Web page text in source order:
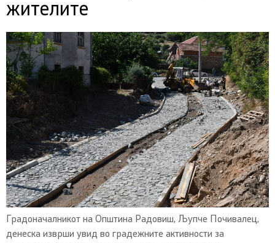
жителите
Градоначалникот на Општина Радовиш, Љупче Почивалец,
денеска изврши увид во градежните активности за